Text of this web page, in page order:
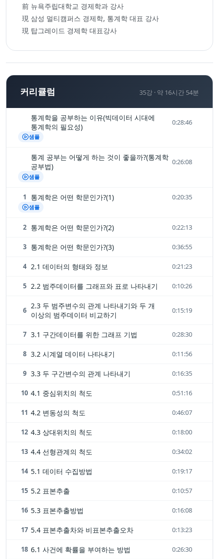
前 뉴욕주립대학교 경제학과 강사
現 삼성 멀티캠퍼스 경제학, 통계학 대표 강사
現 탑그레이드 경제학 대표강사
커리큘럼 35강 · 약 16시간 54분
통계학을 공부하는 이유(빅데이터 시대에
통계학의 필요성)
샘플
0:28:46
통계 공부는 어떻게 하는 것이 좋을까?(통계학
공부법)
샘플
0:26:08
1 통계학은 어떤 학문인가?(1)
샘플
0:20:35
2 통계학은 어떤 학문인가?(2) 0:22:13
3 통계학은 어떤 학문인가?(3) 0:36:55
4 2.1 데이터의 형태와 정보 0:21:23
5 2.2 범주데이터를 그래프와 표로 나타내기 0:10:26
6 2.3 두 범주변수의 관계 나타내기와 두 개
이상의 범주데이터 비교하기
0:15:19
7 3.1 구간데이터를 위한 그래프 기법 0:28:30
8 3.2 시계열 데이터 나타내기 0:11:56
9 3.3 두 구간변수의 관계 나타내기 0:16:35
10 4.1 중심위치의 척도 0:51:16
11 4.2 변동성의 척도 0:46:07
12 4.3 상대위치의 척도 0:18:00
13 4.4 선형관계의 척도 0:34:02
14 5.1 데이터 수집방법 0:19:17
15 5.2 표본추출 0:10:57
16 5.3 표본추출방법 0:16:08
17 5.4 표본추출차와 비표본추출오차 0:13:23
18 6.1 사건에 확률을 부여하는 방법 0:26:30